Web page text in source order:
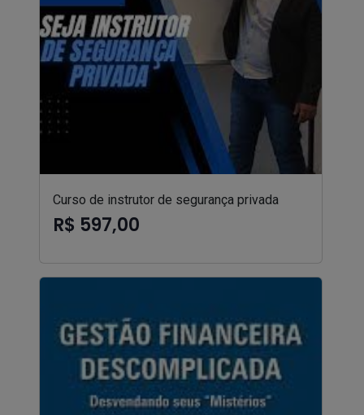
Curso de instrutor de segurança privada
R$ 597,00